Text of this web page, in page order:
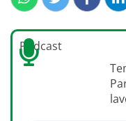
Podcast